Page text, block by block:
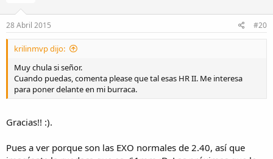
28 Abril 2015 #20
krilinmvp dijo:
Muy chula si señor.
Cuando puedas, comenta please que tal esas HR II. Me interesa
para poner delante en mi burraca.
Gracias!! :).
Pues a ver porque son las EXO normales de 2.40, así que